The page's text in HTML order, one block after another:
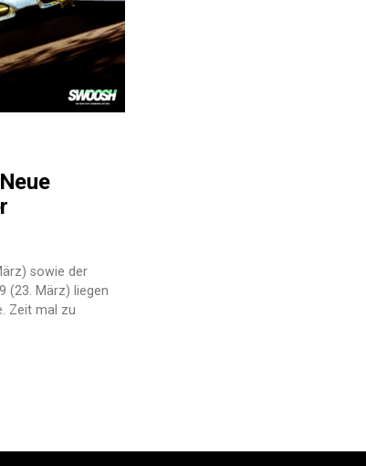
sowie der
(23. März) liegen
Zeit mal zu